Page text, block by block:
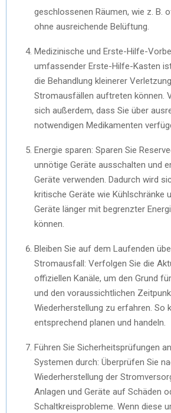
geschlossenen Räumen, wie z. B.
ohne ausreichende Belüftung.
Medizinische und Erste-Hilfe-
umfassender Erste-Hilfe-Kasten
die Behandlung kleinerer
Stromausfällen auftreten können.
sich außerdem, dass Sie über
notwendigen Medikamenten
Energie sparen: Sparen Sie
unnötige Geräte ausschalten und
Geräte verwenden. Dadurch wird
kritische Geräte wie Kühlschränke
Geräte länger mit begrenzter
können.
Bleiben Sie auf dem Laufenden
Stromausfall: Verfolgen Sie die
offiziellen Kanäle, um den Grund
und den voraussichtlichen
Wiederherstellung zu erfahren. So
entsprechend planen und handeln.
Führen Sie Sicherheitsprüfungen
Systemen durch: Überprüfen Sie
Wiederherstellung der
Anlagen und Geräte auf Schäden
Schaltkreisprobleme. Wenn diese